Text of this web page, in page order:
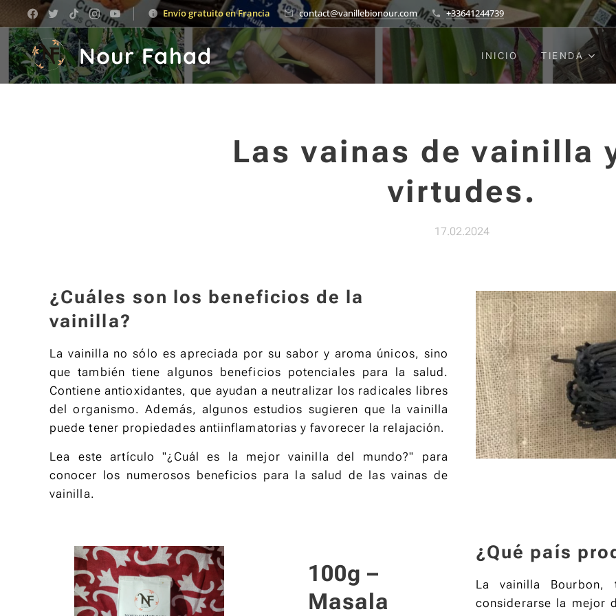
Envío gratuito en Francia contact@vanillebionour.com +33641244739
Nour Fahad INICIO TIENDA
Las vainas de vainilla
virtudes.
17.02.2024
¿Cuáles son los beneficios de la
vainilla?
La vainilla no sólo es apreciada por su sabor y aroma únicos, sino
que también tiene algunos beneficios potenciales para la salud.
Contiene antioxidantes, que ayudan a neutralizar los radicales libres
del organismo. Además, algunos estudios sugieren que la vainilla
puede tener propiedades antiinflamatorias y favorecer la relajación.
Lea este artículo "¿Cuál es la mejor vainilla del mundo?" para
conocer los numerosos beneficios para la salud de las vainas de
vainilla.
100g –
Masala
¿Qué país
La vainilla Bourbon,
considerarse la mejor